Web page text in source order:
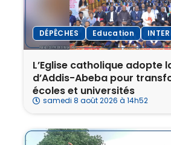
DÉPÊCHES Education
L’Eglise catholique adopte
d’Addis-Abeba pour
écoles et universités
samedi 8 août 2026 à 14h52